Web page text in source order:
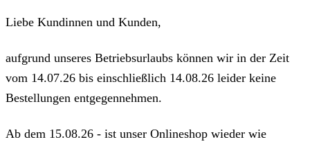
Liebe Kundinnen und Kunden,
aufgrund unseres Betriebsurlaubs können wir in der Zeit
vom 14.07.26 bis einschließlich 14.08.26 leider keine
Bestellungen entgegennehmen.
Ab dem 15.08.26 - ist unser Onlineshop wieder wie